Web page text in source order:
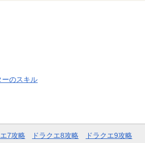
ーのスキル
7攻略 ドラクエ8攻略 ドラクエ9攻略